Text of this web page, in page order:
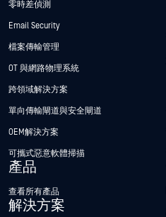
零時差偵測
Email Security
檔案傳輸管理
OT 與網路物理系統
跨領域解決方案
單向傳輸閘道與安全閘道
OEM解決方案
可攜式惡意軟體掃描
產品
查看所有產品
解決方案